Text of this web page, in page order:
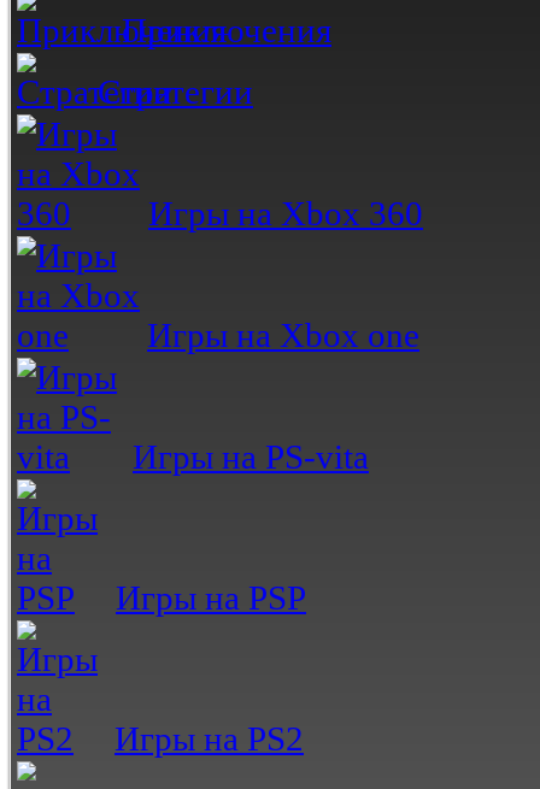
Приключения
Стратегии
Игры на Xbox 360
Игры на Xbox one
Игры на PS-vita
Игры на PSP
Игры на PS2